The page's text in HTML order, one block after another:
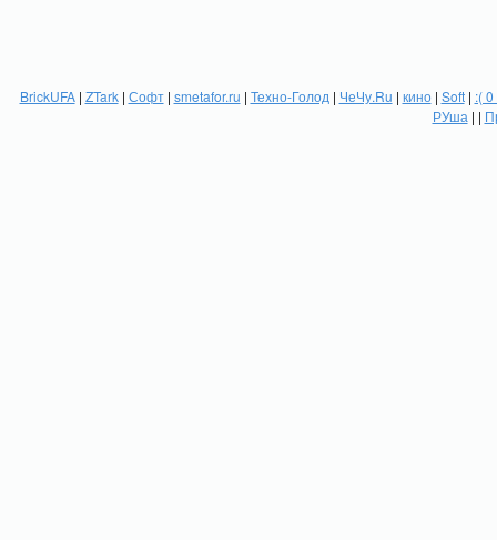
BrickUFA| ZTark| Софт| smetafor.ru | Техно-Голод | ЧеЧу.Ru | кино| Soft| :(
РУша | |